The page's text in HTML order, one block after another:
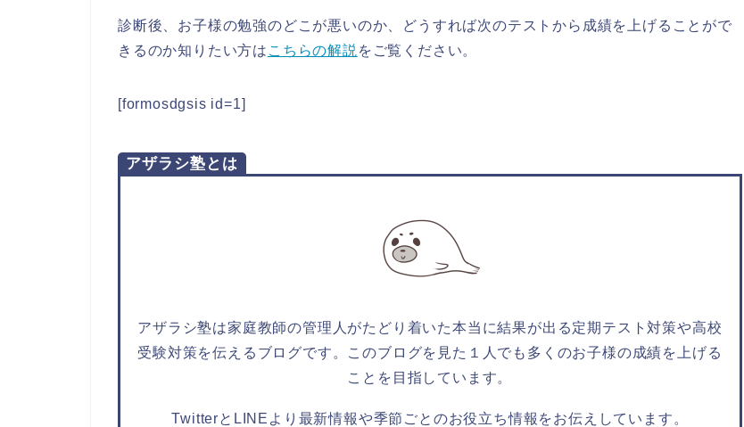
診断後、お子様の勉強のどこが悪いのか、どうすれば次のテストから成績を上げることがで
きるのか知りたい方は こちらの解説 をご覧ください。
[formosdgsis id=1]
アザラシ塾とは
アザラシ塾は家庭教師の管理人がたどり着いた本当に結果が出る定期テスト対策や高校
受験対策を伝えるブログです。このブログを見た１人でも多くのお子様の成績を上げる
ことを目指しています。
TwitterとLINEより 最新情報や季節ごとのお役立ち情報 をお伝えしています。